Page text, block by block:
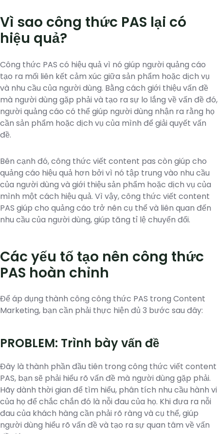
Vì sao công thức PAS lại có
hiệu quả?
Công thức PAS có hiệu quả vì nó giúp người quảng cáo
tạo ra mối liên kết cảm xúc giữa sản phẩm hoặc dịch vụ
và nhu cầu của người dùng. Bằng cách giới thiệu vấn đề
mà người dùng gặp phải và tạo ra sự lo lắng về vấn đề đó,
người quảng cáo có thể giúp người dùng nhận ra rằng họ
cần sản phẩm hoặc dịch vụ của mình để giải quyết vấn
đề.
Bên cạnh đó, công thức viết content pas còn giúp cho
quảng cáo hiệu quả hơn bởi vì nó tập trung vào nhu cầu
của người dùng và giới thiệu sản phẩm hoặc dịch vụ của
mình một cách hiệu quả. Vì vậy, công thức viết content
PAS giúp cho quảng cáo trở nên cụ thể và liên quan đến
nhu cầu của người dùng, giúp tăng tỉ lệ chuyển đổi.
Các yếu tố tạo nên công thức
PAS hoàn chỉnh
Để áp dụng thành công công thức PAS trong Content
Marketing, bạn cần phải thực hiện đủ 3 bước sau đây:
PROBLEM: Trình bày vấn đề
Đây là thành phần đầu tiên trong công thức viết content
PAS, bạn sẽ phải hiểu rõ vấn đề mà người dùng gặp phải.
Hãy dành thời gian để tìm hiểu, phân tích nhu cầu hành vi
của họ để chắc chắn đó là nỗi đau của họ. Khi đưa ra nỗi
đau của khách hàng cần phải rõ ràng và cụ thể, giúp
người dùng hiểu rõ vấn đề và tạo ra sự quan tâm về vấn